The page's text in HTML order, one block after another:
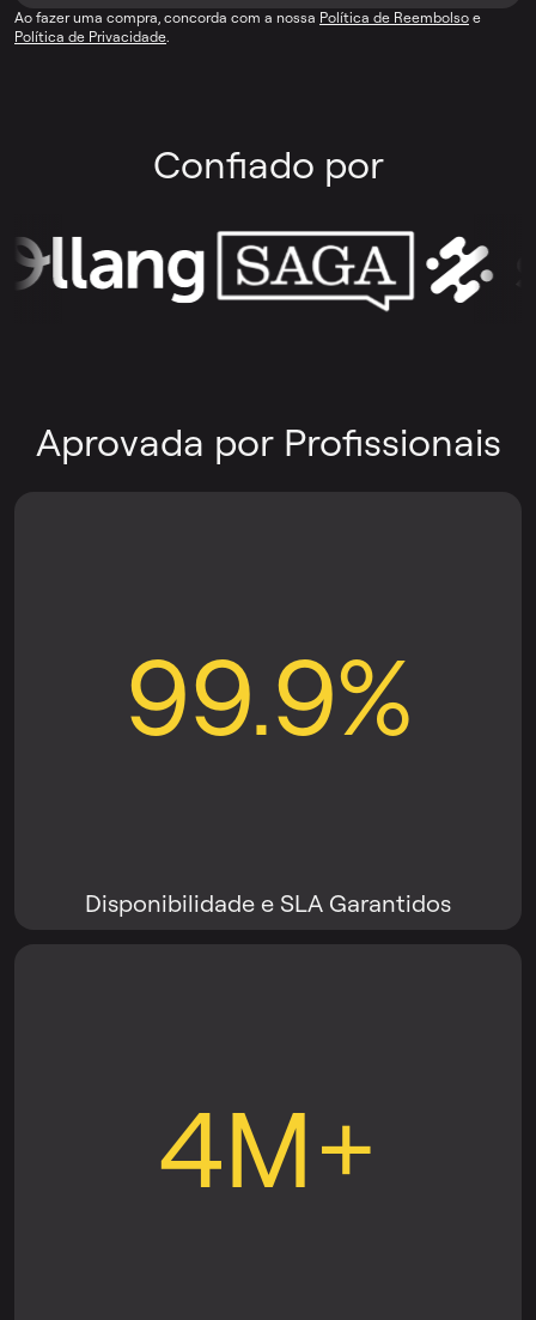
Ao fazer uma compra, concorda com a nossa Política de Reembolso e
Política de Privacidade.
Confiado por
Aprovada por Profissionais
99.9%
Disponibilidade e SLA Garantidos
4M+